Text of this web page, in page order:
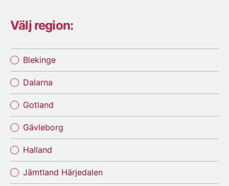
Välj region:
Blekinge
Dalarna
Gotland
Gävleborg
Halland
Jämtland Härjedalen